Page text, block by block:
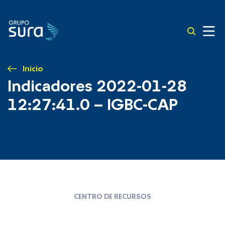
Inicio
Indicadores 2022-01-28
12:27:41.0 – IGBC-CAP
CENTRO DE RECURSOS